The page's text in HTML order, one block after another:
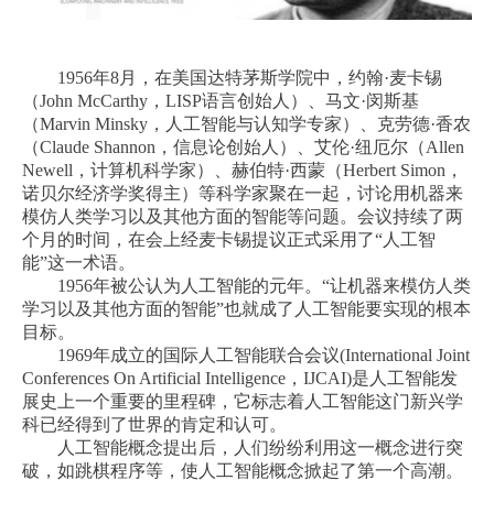
1956年8月，在美国达特茅斯学院中，约翰·麦卡锡
（John McCarthy，LISP语言创始人）、马文·闵斯基
（Marvin Minsky，人工智能与认知学专家）、克劳德·香农
（Claude Shannon，信息论创始人）、艾伦·纽厄尔（Allen
Newell，计算机科学家）、赫伯特·西蒙（Herbert Simon，
诺贝尔经济学奖得主）等科学家聚在一起，讨论用机器来
模仿人类学习以及其他方面的智能等问题。会议持续了两
个月的时间，在会上经麦卡锡提议正式采用了“人工智
能”这一术语。
1956年被公认为人工智能的元年。“让机器来模仿人类
学习以及其他方面的智能”也就成了人工智能要实现的根本
目标。
1969年成立的国际人工智能联合会议(International Joint
Conferences On Artificial Intelligence，IJCAI)是人工智能发
展史上一个重要的里程碑，它标志着人工智能这门新兴学
科已经得到了世界的肯定和认可。
人工智能概念提出后，人们纷纷利用这一概念进行突
破，如跳棋程序等，使人工智能概念掀起了第一个高潮。